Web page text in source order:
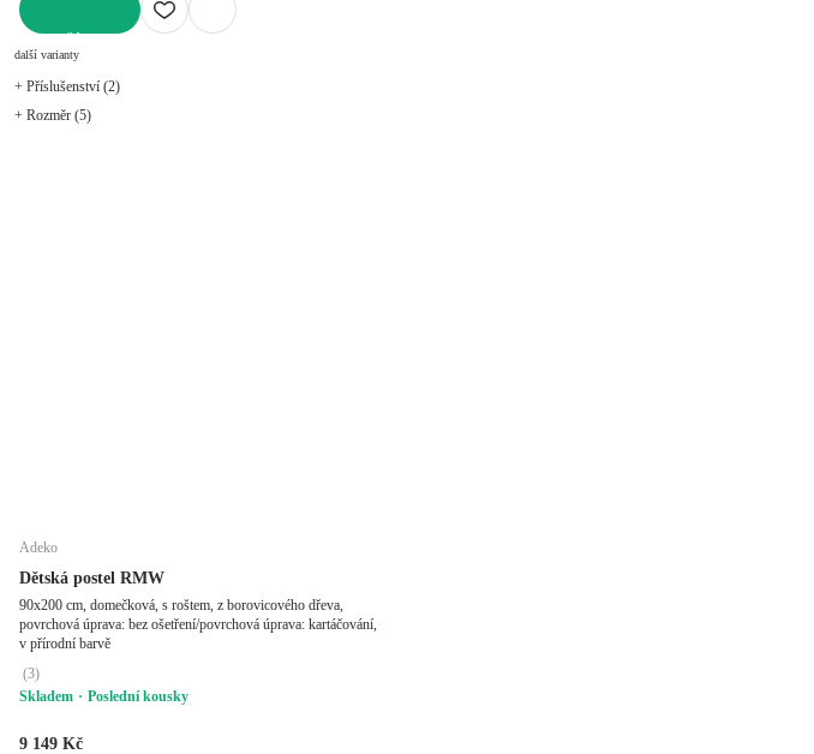
další varianty
+ Příslušenství (2)
+ Rozměr (5)
Adeko
Dětská postel RMW
90x200 cm, domečková, s roštem, z borovicového dřeva,
povrchová úprava: bez ošetření/povrchová úprava: kartáčování,
v přírodní barvě
(3)
Skladem
Poslední kousky
9 149 Kč